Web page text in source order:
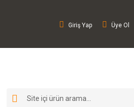
Giriş Yap Üye Ol